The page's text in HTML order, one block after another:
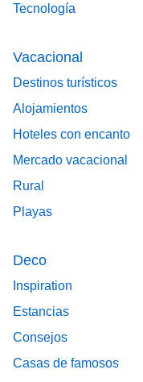
Tecnología
Vacacional
Destinos turísticos
Alojamientos
Hoteles con encanto
Mercado vacacional
Rural
Playas
Deco
Inspiration
Estancias
Consejos
Casas de famosos